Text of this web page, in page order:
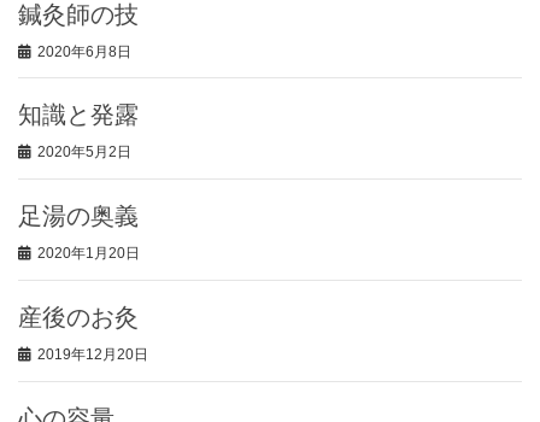
鍼灸師の技
2020年6月8日
知識と発露
2020年5月2日
足湯の奥義
2020年1月20日
産後のお灸
2019年12月20日